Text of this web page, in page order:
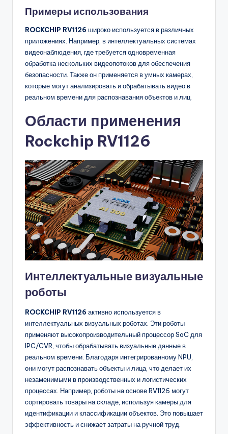
Примеры использования
ROCKCHIP RV1126 широко используется в различных
приложениях. Например, в интеллектуальных системах
видеонаблюдения, где требуется одновременная
обработка нескольких видеопотоков для обеспечения
безопасности. Также он применяется в умных камерах,
которые могут анализировать и обрабатывать видео в
реальном времени для распознавания объектов и лиц.
Области применения
Rockchip RV1126
Интеллектуальные визуальные
роботы
ROCKCHIP RV1126 активно используется в
интеллектуальных визуальных роботах. Эти роботы
применяют высокопроизводительный процессор SoC для
IPC/CVR, чтобы обрабатывать визуальные данные в
реальном времени. Благодаря интегрированному NPU,
они могут распознавать объекты и лица, что делает их
незаменимыми в производственных и логистических
процессах. Например, роботы на основе RV1126 могут
сортировать товары на складе, используя камеры для
идентификации и классификации объектов. Это повышает
эффективность и снижает затраты на ручной труд.